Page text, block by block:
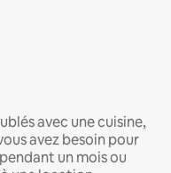
avec une cuisine,
avez besoin pour
un mois ou